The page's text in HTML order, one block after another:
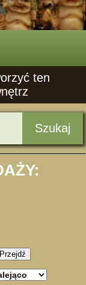
ten
Szukaj
Przejdź